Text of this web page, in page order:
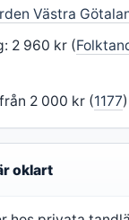
Västra
2 960 kr (
2 000 kr (1177)
oklart